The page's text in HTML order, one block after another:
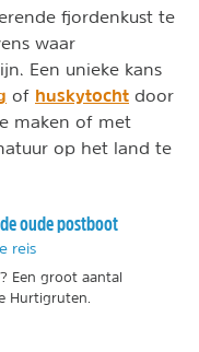
fjordenkust te
waar
Een unieke kans
of huskytocht door
maken of met
op het land te
oude postboot
reis
Een groot aantal
Hurtigruten.